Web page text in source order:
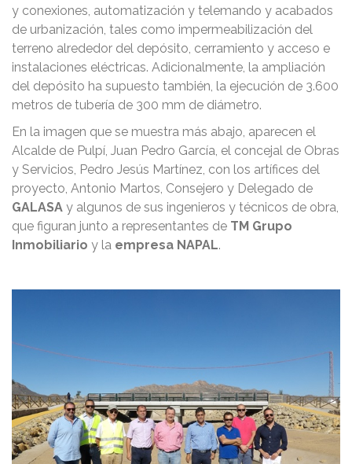
y conexiones, automatización y telemando y acabados
de urbanización, tales como impermeabilización del
terreno alrededor del depósito, cerramiento y acceso e
instalaciones eléctricas. Adicionalmente, la ampliación
del depósito ha supuesto también, la ejecución de 3.600
metros de tubería de 300 mm de diámetro.
En la imagen que se muestra más abajo, aparecen el
Alcalde de Pulpí, Juan Pedro García, el concejal de Obras
y Servicios, Pedro Jesús Martínez, con los artífices del
proyecto, Antonio Martos, Consejero y Delegado de
GALASA y algunos de sus ingenieros y técnicos de obra,
que figuran junto a representantes de TM Grupo
Inmobiliario y la empresa NAPAL.